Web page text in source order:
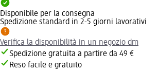
Disponibile per la consegna
Spedizione standard in 2-5 giorni lavorativi
Verifica la disponibilità in un negozio dm
Spedizione gratuita a partire da 49 €
Reso facile e gratuito